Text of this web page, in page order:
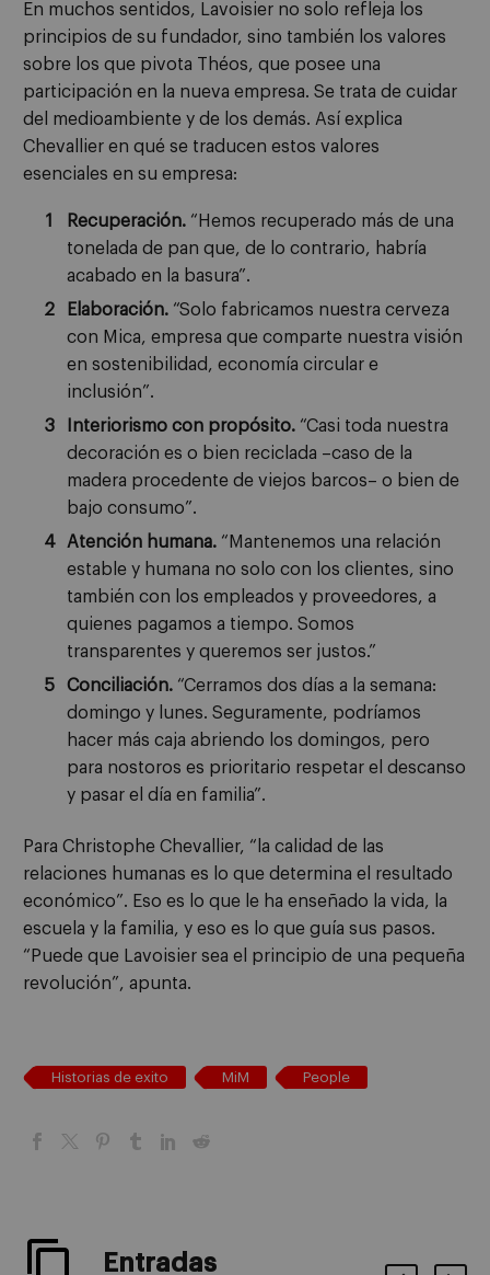
En muchos sentidos, Lavoisier no solo refleja los
principios de su fundador, sino también los valores
sobre los que pivota Théos, que posee una
participación en la nueva empresa. Se trata de cuidar
del medioambiente y de los demás. Así explica
Chevallier en qué se traducen estos valores
esenciales en su empresa:
Recuperación. “Hemos recuperado más de una
tonelada de pan que, de lo contrario, habría
acabado en la basura”.
Elaboración. “Solo fabricamos nuestra cerveza
con Mica, empresa que comparte nuestra visión
en sostenibilidad, economía circular e
inclusión”.
Interiorismo con propósito. “Casi toda nuestra
decoración es o bien reciclada –caso de la
madera procedente de viejos barcos– o bien de
bajo consumo”.
Atención humana. “Mantenemos una relación
estable y humana no solo con los clientes, sino
también con los empleados y proveedores, a
quienes pagamos a tiempo. Somos
transparentes y queremos ser justos.”
Conciliación. “Cerramos dos días a la semana:
domingo y lunes. Seguramente, podríamos
hacer más caja abriendo los domingos, pero
para nostoros es prioritario respetar el descanso
y pasar el día en familia”.
Para Christophe Chevallier, “la calidad de las
relaciones humanas es lo que determina el resultado
económico”. Eso es lo que le ha enseñado la vida, la
escuela y la familia, y eso es lo que guía sus pasos.
“Puede que Lavoisier sea el principio de una pequeña
revolución”, apunta.
Historias de exito MiM People
Entradas